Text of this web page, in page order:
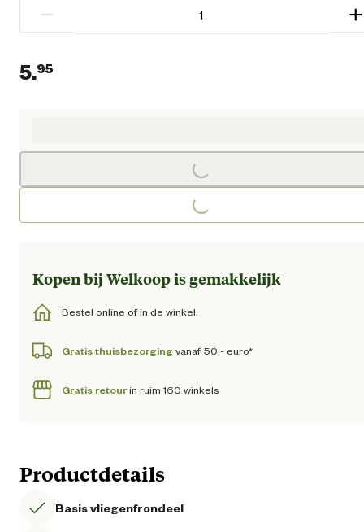
− +
5.95
Loading...
Loading...
Kopen bij Welkoop is gemakkelijk
Bestel online of in de winkel.
Gratis thuisbezorging vanaf 50,- euro*
Gratis retourin ruim 160 winkels
Productdetails
Basis vliegenfrondeel